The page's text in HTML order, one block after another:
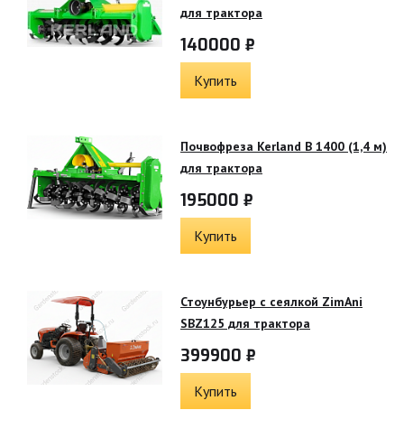
для трактора
140000 ₽
Купить
Почвофреза Kerland B 1400 (1,4 м)
для трактора
195000 ₽
Купить
Стоунбурьер с сеялкой ZimAni
SBZ125 для трактора
399900 ₽
Купить